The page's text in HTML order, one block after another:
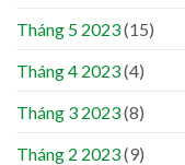
Tháng 5 2023(15)
Tháng 4 2023(4)
Tháng 3 2023(8)
Tháng 2 2023(9)